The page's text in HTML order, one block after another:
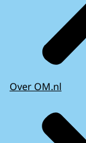
Over OM.nl